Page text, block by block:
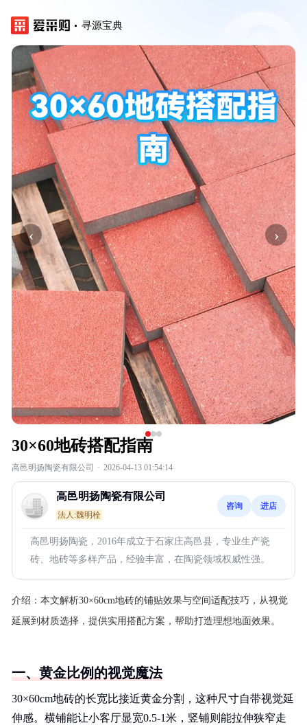
寻源宝典
‹ ›
30×60地砖搭配指南
高邑明扬陶瓷有限公司 · 2026-04-13 01:54:14
高邑明扬陶瓷有限公司
法人:魏明栓
咨询 进店
高邑明扬陶瓷，2016年成立于石家庄高邑县，专业生产瓷
砖、地砖等多样产品，经验丰富，在陶瓷领域权威性强。
介绍： 本文解析30×60cm地砖的铺贴效果与空间适配技巧，从视觉
延展到材质选择，提供实用搭配方案，帮助打造理想地面效果。
一、黄金比例的视觉魔法
30×60cm地砖的长宽比接近黄金分割，这种尺寸自带视觉延
伸感。横铺能让小客厅显宽0.5-1米，竖铺则能拉伸狭窄走